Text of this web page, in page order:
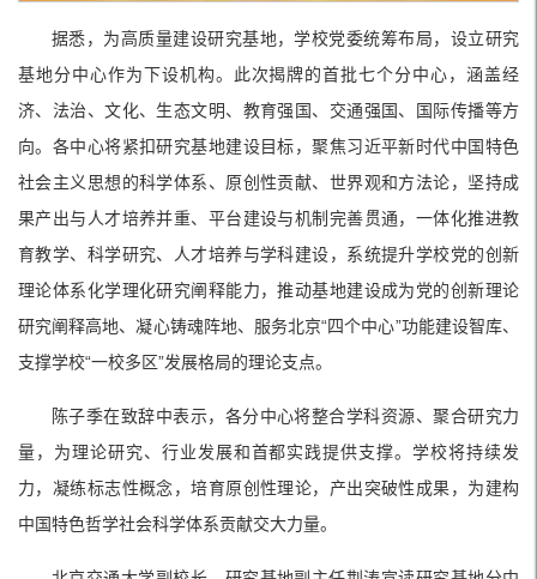
据悉，为高质量建设研究基地，学校党委统筹布局，设立研究
基地分中心作为下设机构。此次揭牌的首批七个分中心，涵盖经
济、法治、文化、生态文明、教育强国、交通强国、国际传播等方
向。各中心将紧扣研究基地建设目标，聚焦习近平新时代中国特色
社会主义思想的科学体系、原创性贡献、世界观和方法论，坚持成
果产出与人才培养并重、平台建设与机制完善贯通，一体化推进教
育教学、科学研究、人才培养与学科建设，系统提升学校党的创新
理论体系化学理化研究阐释能力，推动基地建设成为党的创新理论
研究阐释高地、凝心铸魂阵地、服务北京“四个中心”功能建设智库、
支撑学校“一校多区”发展格局的理论支点。
陈子季在致辞中表示，各分中心将整合学科资源、聚合研究力
量，为理论研究、行业发展和首都实践提供支撑。学校将持续发
力，凝练标志性概念，培育原创性理论，产出突破性成果，为建构
中国特色哲学社会科学体系贡献交大力量。